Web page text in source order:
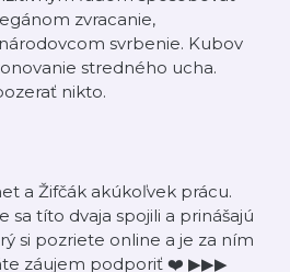
zvracanie,
svrbenie. Kubov
stredného ucha.
nikto.
a Žifčák akúkoľvek prácu.
sa títo dvaja spojili a prinášajú
si pozriete online a je za ním
záujem podporiť ❤️ ▶▶▶